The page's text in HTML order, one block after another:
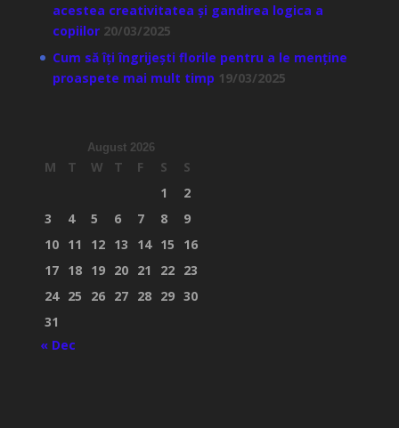
acestea creativitatea și gandirea logica a
copiilor 20/03/2025
Cum să îți îngrijești florile pentru a le menține
proaspete mai mult timp 19/03/2025
August 2026
M T W T F S
S
1
2
3
4 5 6 7 8
9
10 11 12 13 14 15
16
17 18 19 20 21 22 23
24 25 26 27 28 29 30
31
« Dec